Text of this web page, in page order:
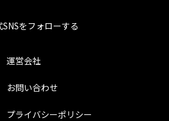
をフォローする
運営会社
お問い合わせ
プライバシーポリシー